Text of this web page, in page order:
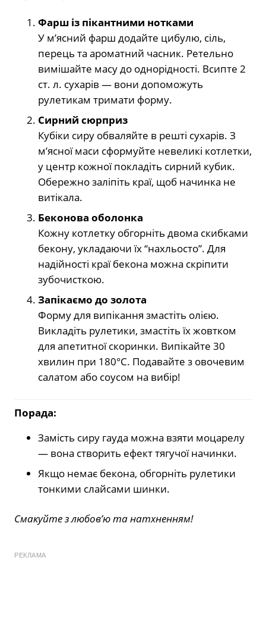
Фарш із пікантними нотками
У м’ясний фарш додайте цибулю, сіль,
перець та ароматний часник. Ретельно
вимішайте масу до однорідності. Всипте 2
ст. л. сухарів — вони допоможуть
рулетикам тримати форму.
Сирний сюрприз
Кубіки сиру обваляйте в решті сухарів. З
м’ясної маси сформуйте невеликі котлетки,
у центр кожної покладіть сирний кубик.
Обережно заліпіть краї, щоб начинка не
витікала.
Беконова оболонка
Кожну котлетку обгорніть двома скибками
бекону, укладаючи їх “нахльосто”. Для
надійності краї бекона можна скріпити
зубочисткою.
Запікаємо до золота
Форму для випікання змастіть олією.
Викладіть рулетики, змастіть їх жовтком
для апетитної скоринки. Випікайте 30
хвилин при 180°C. Подавайте з овочевим
салатом або соусом на вибір!
Порада:
Замість сиру гауда можна взяти моцарелу
— вона створить ефект тягучої начинки.
Якщо немає бекона, обгорніть рулетики
тонкими слайсами шинки.
Смакуйте з любов’ю та натхненням!
РЕКЛАМА